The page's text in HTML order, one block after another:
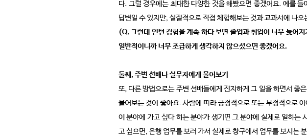
다. 그럴 경우에는 최대한 다양한 것을 해봤으면 좋겠어요. 예를
답변일 수 있지만, 실질적으로 직접 체험해보는 것과 교과서에 나
(Q. 그런데 인턴 경험을 계속 하다 보면 졸업과 취업이 너무 늦어
일반적이니까 너무 조급하게 생각하지 않으셨으면 좋겠어요.
둘째, 주변 선배나 실무자에게 물어보기
또, 다른 방법으로는 주변 선배들에게 진지하게 그 일을 하면서 좋
물어보는 것이 좋아요. 사람에 따라 긍정적으로 또는 부정적으로
이 분야에 가고 싶다 하는 분야가 생기면 그 분야에 실제로 일하는
고 싶으면, 은행 업무를 보러 가서 실제로 창구에서 업무를 보시는